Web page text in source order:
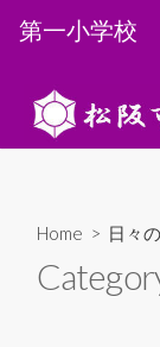
ン
Home > 日々
第一小学校